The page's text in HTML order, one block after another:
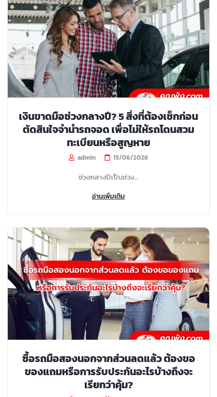
เงินขาดมือช่วงกลางปี? 5 สิ่งที่ต้องเช็กก่อน
ตัดสินใจจำนำรถจอด เพื่อไม่ให้รถโดนสวม
ทะเบียนหรือสูญหาย
admin 15/06/2026
ช่วงกลางปีเป็นช่วง...
อ่านเพิ่มเติม
ซื้อรถมือสองนอกจากส่วนลดแล้ว ต้องขอ
ของแถมหรือการรับประกันอะไรบ้างถึงจะ
เรียกว่าคุ้ม?